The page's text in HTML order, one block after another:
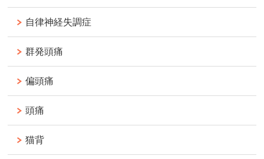
自律神経失調症
群発頭痛
偏頭痛
頭痛
猫背